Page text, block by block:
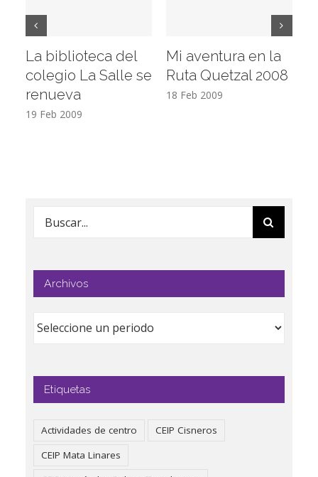
La biblioteca del
colegio La Salle se
renueva
19 Feb 2009
Mi aventura en la
Ruta Quetzal 2008
18 Feb 2009
Buscar:
Archivos
Etiquetas
Actividades de centro
CEIP Cisneros
CEIP Mata Linares